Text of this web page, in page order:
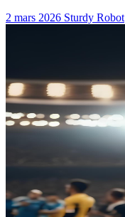
2 mars 2026 Sturdy Robot